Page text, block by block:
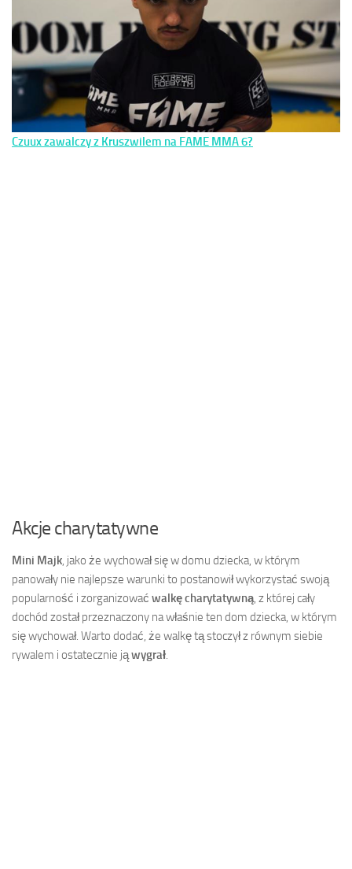
Czuux zawalczy z Kruszwilem na FAME MMA 6?
Akcje charytatywne
Mini Majk, jako że wychował się w domu dziecka, w którym
panowały nie najlepsze warunki to postanowił wykorzystać swoją
popularność i zorganizować walkę charytatywną, z której cały
dochód został przeznaczony na właśnie ten dom dziecka, w którym
się wychował. Warto dodać, że walkę tą stoczył z równym siebie
rywalem i ostatecznie jąwygrał.